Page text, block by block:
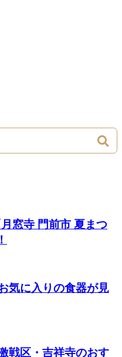
窓寺 門前市 夏まつ
気に入りの食器が見
戦区・吉祥寺のおす